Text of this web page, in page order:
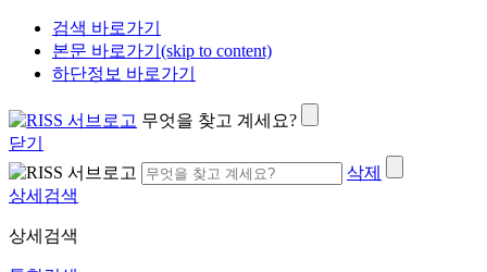
검색 바로가기
본문 바로가기(skip to content)
하단정보 바로가기
무엇을 찾고 계세요?
닫기
삭제
상세검색
상세검색